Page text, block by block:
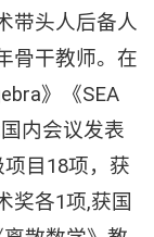
带头人后备人
骨干教师。在
》《SEA
内会议发表
目18项，获
奖各1项,获国